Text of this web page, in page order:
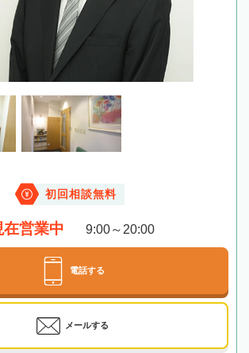
初回相談無料
在営業中 9:00～20:00
電話する
メールする